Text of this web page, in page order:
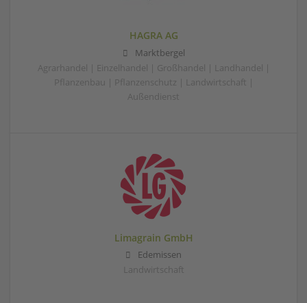
HAGRA AG
Marktbergel
Agrarhandel | Einzelhandel | Großhandel | Landhandel |
Pflanzenbau | Pflanzenschutz | Landwirtschaft |
Außendienst
Limagrain GmbH
Edemissen
Landwirtschaft